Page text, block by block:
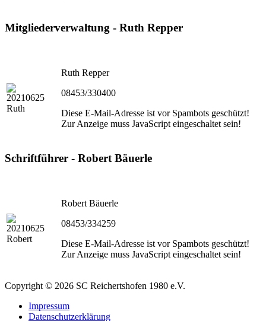
Mitgliederverwaltung - Ruth Repper
Ruth Repper
08453/330400
Diese E-Mail-Adresse ist vor Spambots geschützt!
Zur Anzeige muss JavaScript eingeschaltet sein!
Schriftführer - Robert Bäuerle
Robert Bäuerle
08453/334259
Diese E-Mail-Adresse ist vor Spambots geschützt!
Zur Anzeige muss JavaScript eingeschaltet sein!
Copyright © 2026 SC Reichertshofen 1980 e.V.
Impressum
Datenschutzerklärung